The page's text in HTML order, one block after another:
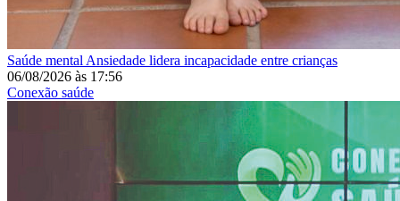
Saúde mental Ansiedade lidera incapacidade entre crianças
06/08/2026 às 17:56
Conexão saúde